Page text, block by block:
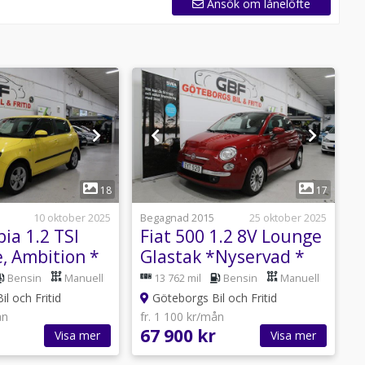
Ansök om lånelöfte
1
18
10 oktober 2025
1.2 TSI
Ambition *
kr *
Bensin Manuell
och Fritid
Visa mer
1
17
Begagnad 2015
25 oktober 2025
Fiat 500 1.2 8V Lounge
Glastak *Nyservad *
13 762 mil Bensin Manuell
Göteborgs Bil och Fritid
fr. 1 100 kr/mån
67 900 kr Visa mer